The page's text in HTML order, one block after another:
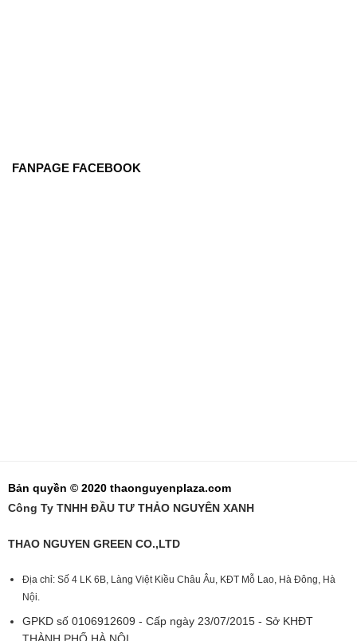
FANPAGE FACEBOOK
Bản quyền © 2020 thaonguyenplaza.com
Công Ty TNHH ĐẦU TƯ THẢO NGUYÊN XANH
THAO NGUYEN GREEN CO.,LTD
Địa chỉ: Số 4 LK 6B, Làng Việt Kiều Châu Âu, KĐT Mỗ Lao, Hà Đông, Hà
Nội.
GPKD số 0106912609 - Cấp ngày 23/07/2015 - Sở KHĐT
THÀNH PHỐ HÀ NỘI